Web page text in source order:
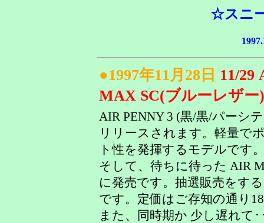
☆スニ
●1997年11月28日 11/29
MAX SC(ブルーレザー
AIR PENNY 3 (黒/黒/パーシ
リリースされます。軽量で
ト性を発揮するモデルです
そして、待ちに待った AIR
に発売です。抽選販売をす
です。定価はご存知の通り
また、同時期か 少し遅れて